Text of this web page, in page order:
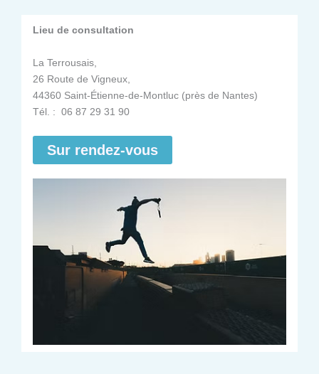
Lieu de consultation
La Terrousais,
26 Route de Vigneux,
44360 Saint-Étienne-de-Montluc (près de Nantes)
Tél. : 06 87 29 31 90
Sur rendez-vous